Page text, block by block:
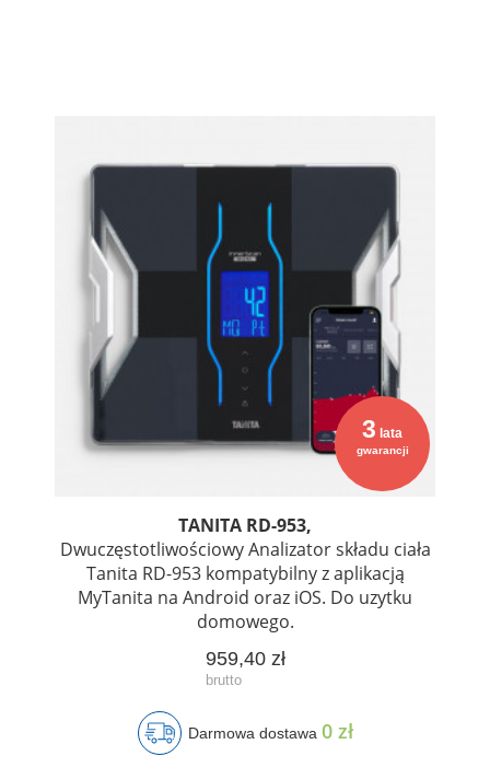
3 lata
gwarancji
TANITA RD-953,
Dwuczęstotliwościowy Analizator składu ciała
Tanita RD-953 kompatybilny z aplikacją
MyTanita na Android oraz iOS. Do uzytku
domowego.
959,40 zł
Darmowa dostawa 0 zł